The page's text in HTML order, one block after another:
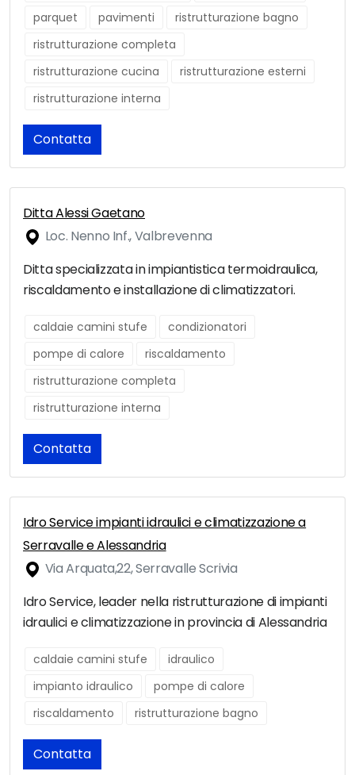
parquet
pavimenti
ristrutturazione bagno
ristrutturazione completa
ristrutturazione cucina
ristrutturazione esterni
ristrutturazione interna
Contatta
Ditta Alessi Gaetano
Loc. Nenno Inf., Valbrevenna
Ditta specializzata in impiantistica termoidraulica,
riscaldamento e installazione di climatizzatori.
caldaie camini stufe
condizionatori
pompe di calore
riscaldamento
ristrutturazione completa
ristrutturazione interna
Contatta
Idro Service impianti idraulici e climatizzazione a
Serravalle e Alessandria
Via Arquata,22, Serravalle Scrivia
Idro Service, leader nella ristrutturazione di impianti
idraulici e climatizzazione in provincia di Alessandria
caldaie camini stufe
idraulico
impianto idraulico
pompe di calore
riscaldamento
ristrutturazione bagno
Contatta